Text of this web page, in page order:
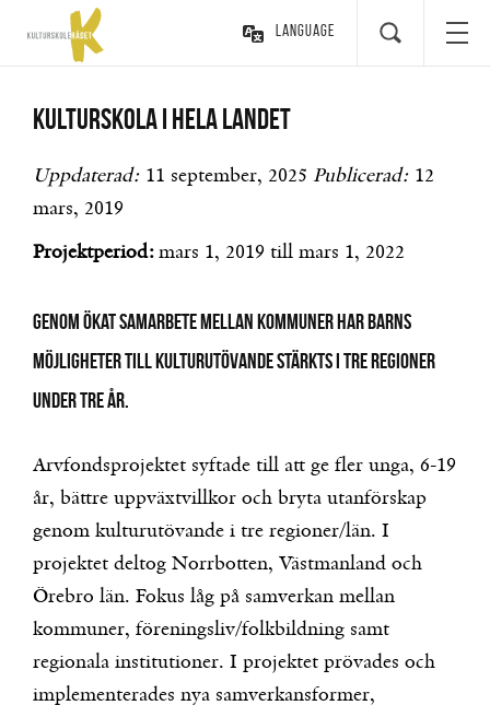
Language
Kulturskola i hela landet
Uppdaterad: 11 september, 2025 Publicerad: 12
mars, 2019
Projektperiod: mars 1, 2019 till mars 1, 2022
Genom ökat samarbete mellan kommuner har barns
möjligheter till kulturutövande stärkts i tre regioner
under tre år.
Arvfondsprojektet syftade till att ge fler unga, 6-19
år, bättre uppväxtvillkor och bryta utanförskap
genom kulturutövande i tre regioner/län. I
projektet deltog Norrbotten, Västmanland och
Örebro län. Fokus låg på samverkan mellan
kommuner, föreningsliv/folkbildning samt
regionala institutioner. I projektet prövades och
implementerades nya samverkansformer,